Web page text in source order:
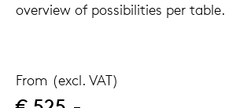
overview of possibilities per table.
From (excl. VAT)